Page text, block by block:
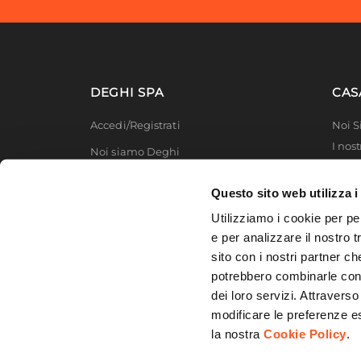
Questo sito web utilizza i
Utilizziamo i cookie per
e per analizzare il nostro
sito con i nostri partner
potrebbero combinarle
dei loro servizi.
modificare le preferenze
la nostraCookie Policy.
Materiale
Colore
Cromo
Resistenza
500 W
Resistenza Elettrica
Kit Fissaggio A Muro
Kit Installazione Elettrica
DEGHI SPA
Accedi/Registrati
Noi siamo Deghi
Modello organizzativo e codice etico
Noi
I
MFT